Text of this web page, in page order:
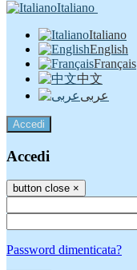
Italiano
Italiano
English
Français
中文
عربى
Accedi
Accedi
button close ×
Password dimenticata?